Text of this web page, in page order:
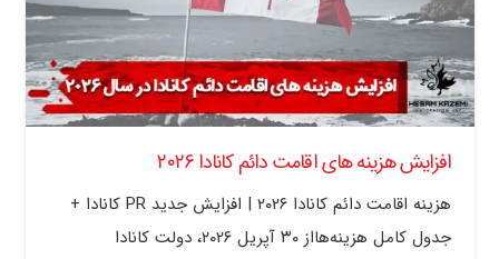
افزایش هزینه های اقامت دائم کانادا ۲۰۲۶
هزینه اقامت دائم کانادا ۲۰۲۶ | افزایش جدید PR کانادا +
جدول کامل هزینه‌هااز ۳۰ آپریل ۲۰۲۶، دولت کانادا